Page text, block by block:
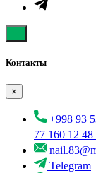
Контакты
×
+998 93
77 160 12 48
Telegram